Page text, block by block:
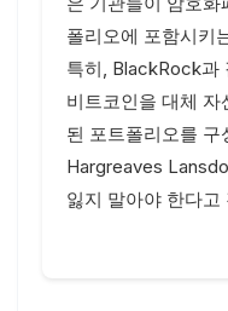
폴리오에 포함시키
특히, BlackRock과
비트코인을 대체
된 포트폴리오를
Hargreaves
잃지 말아야 한다고